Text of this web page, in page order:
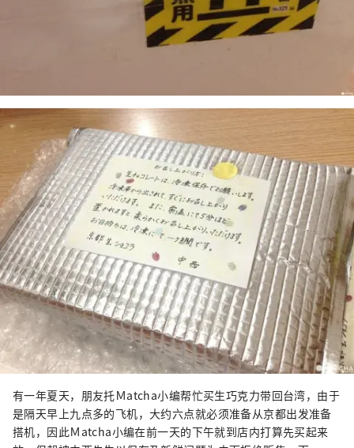
有一年夏天，朋友托Ｍatcha小编帮忙买生巧克力带回台湾，由于
是隔天早上九点多的飞机，大约六点就必须准备从京都出发准备
搭机，因此Ｍatcha小编在前一天的下午就到店内打算先买起来